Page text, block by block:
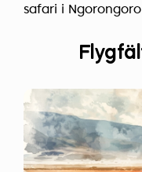
safari i